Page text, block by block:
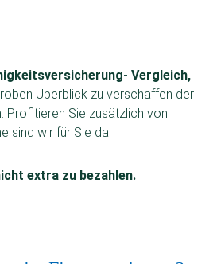
Vergleich,
Überblick zu verschaffen der
Profitieren Sie zusätzlich von
sind wir für Sie da!
extra zu bezahlen.